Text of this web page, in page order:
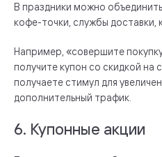
В праздники можно
кофе-точки, службы доставки,
Например, «совершите
получите купон со скидкой на
получаете стимул для
дополнительный трафик.
6. Купонные акции